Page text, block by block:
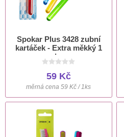
Spokar Plus 3428 zubní
kartáček - Extra měkký 1
ks
59 Kč
měrná cena 59 Kč / 1ks